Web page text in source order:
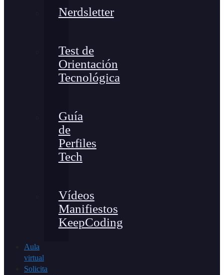
Nerdsletter
Test de
Orientación
Tecnológica
Guía
de
Perfiles
Tech
Vídeos
Manifiestos
KeepCoding
Aula
virtual
Solicita